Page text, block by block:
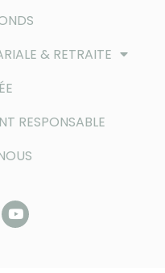
& RETRAITE
RESPONSABLE